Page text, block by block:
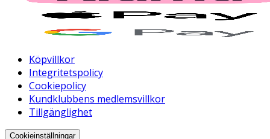
Köpvillkor
Integritetspolicy
Cookiepolicy
Kundklubbens medlemsvillkor
Tillgänglighet
Cookieinställningar